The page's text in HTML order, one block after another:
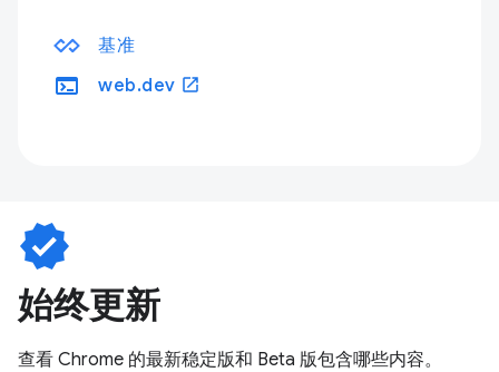
基准
terminal web.dev open_in_new
verified
始终更新
查看 Chrome 的最新稳定版和 Beta 版包含哪些内容。